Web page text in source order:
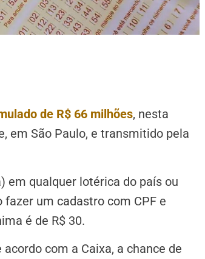
de R$ 66 milhões, nesta
em São Paulo, e transmitido pela
em qualquer lotérica do país ou
fazer um cadastro com CPF e
é de R$ 30.
com a Caixa, a chance de